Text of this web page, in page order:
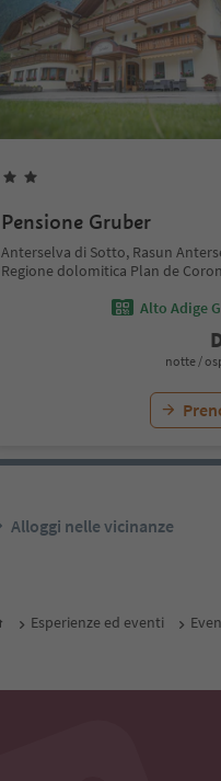
Pensione Gruber
Anterselva di Sotto, Rasun
Regione dolomitica Plan de
Alto Adige
notte /
Alloggi nelle vicinanze
Esperienze ed eventi